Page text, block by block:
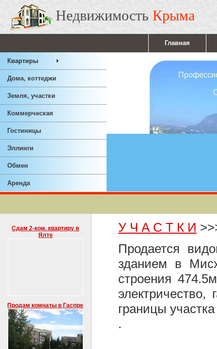
Недвижимость Крыма
Главная
Квартиры
Дома, коттеджи
Земля, участки
Коммерческая
Гостиницы
Эллинги
Обмен
Аренда
Сдам 2-ком. квартиру в
Ялте
Продам комнаты в Гаспре
У Ч А С Т К И
Продается
зданием в
строения
границы
.